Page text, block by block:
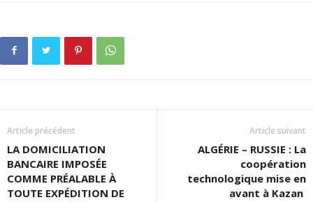
Article précédent
LA DOMICILIATION
BANCAIRE IMPOSÉE
COMME PRÉALABLE À
TOUTE EXPÉDITION DE
Article suivant
ALGÉRIE – RUSSIE : La
coopération
technologique mise en
avant à Kazan